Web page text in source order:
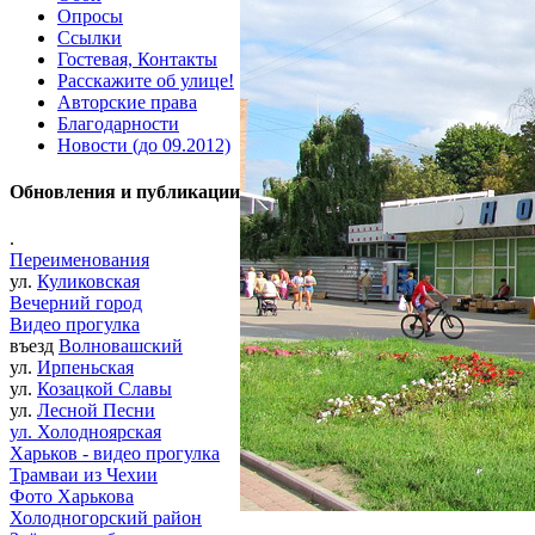
Опросы
Ссылки
Гостевая, Контакты
Расскажите об улице!
Авторские права
Благодарности
Новости (до 09.2012)
Обновления и публикации
.
Переименования
ул. Куликовская
Вечерний город
Видео прогулка
въезд Волновашский
ул. Ирпеньская
ул. Козацкой Славы
ул. Лесной Песни
ул. Холодноярская
Харьков - видео прогулка
Трамваи из Чехии
Фото Харькова
Холодногорский район